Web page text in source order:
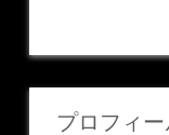
プロフィー